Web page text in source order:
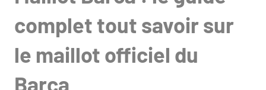
complet tout savoir sur
le maillot officiel du
Barça